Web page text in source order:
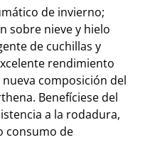
de invierno;
sobre nieve y hielo
de cuchillas y
rendimiento
composición del
Benefíciese del
a la rodadura,
consumo de